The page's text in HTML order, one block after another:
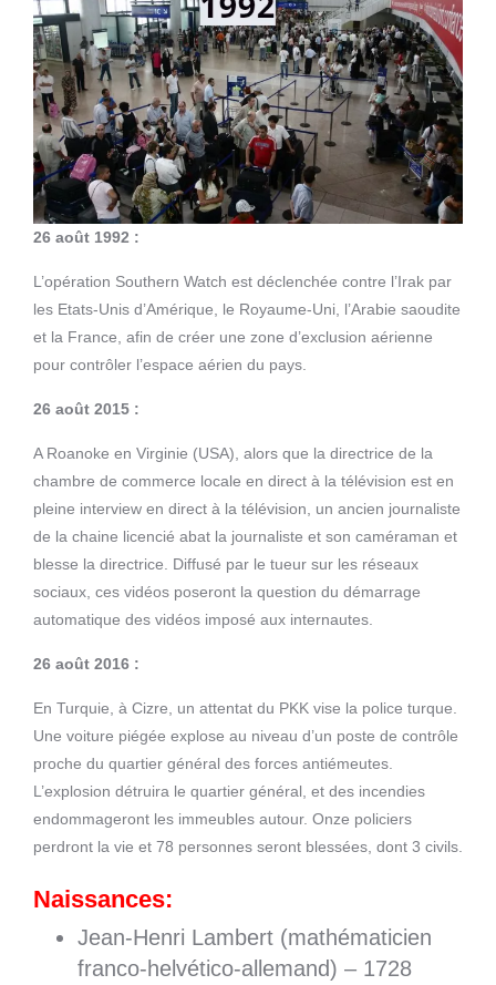
26 août 1992 :
L’opération Southern Watch est déclenchée contre l’Irak par
les Etats-Unis d’Amérique, le Royaume-Uni, l’Arabie saoudite
et la France, afin de créer une zone d’exclusion aérienne
pour contrôler l’espace aérien du pays.
26 août 2015 :
A Roanoke en Virginie (USA), alors que la directrice de la
chambre de commerce locale en direct à la télévision est en
pleine interview en direct à la télévision, un ancien journaliste
de la chaine licencié abat la journaliste et son caméraman et
blesse la directrice. Diffusé par le tueur sur les réseaux
sociaux, ces vidéos poseront la question du démarrage
automatique des vidéos imposé aux internautes.
26 août 2016 :
En Turquie, à Cizre, un attentat du PKK vise la police turque.
Une voiture piégée explose au niveau d’un poste de contrôle
proche du quartier général des forces antiémeutes.
L’explosion détruira le quartier général, et des incendies
endommageront les immeubles autour. Onze policiers
perdront la vie et 78 personnes seront blessées, dont 3 civils.
Naissances:
Jean-Henri Lambert (mathématicien
franco-helvético-allemand) – 1728